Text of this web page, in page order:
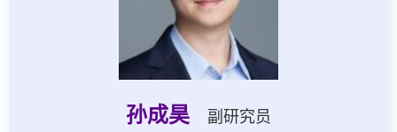
孙成昊 副研究员